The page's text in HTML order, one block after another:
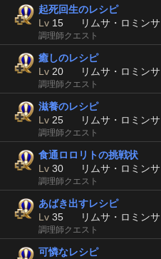
起死回生のレシピ
Lv 15 リムサ・ロミンサ
調理師クエスト
癒しのレシピ
Lv 20 リムサ・ロミンサ
調理師クエスト
滋養のレシピ
Lv 25 リムサ・ロミンサ
調理師クエスト
食通ロロリトの挑戦状
Lv 30 リムサ・ロミンサ
調理師クエスト
あばき出すレシピ
Lv 35 リムサ・ロミンサ
調理師クエスト
可憐なレシピ